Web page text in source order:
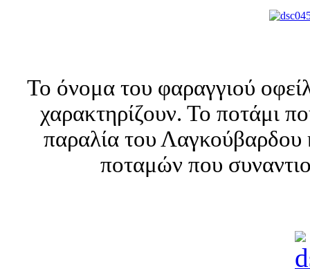
Το όνομα του φαραγγιού
χαρακτηρίζουν. Το ποτάμι
παραλία του Λαγκούβαρδου
ποταμών που